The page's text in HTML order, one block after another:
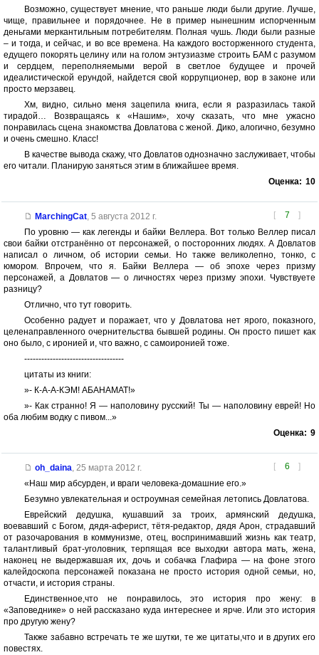
Возможно, существует мнение, что раньше люди были другие. Лучше,
чище, правильнее и порядочнее. Не в пример нынешним испорченным
деньгами меркантильным потребителям. Полная чушь. Люди были разные
– и тогда, и сейчас, и во все времена. На каждого восторженного студента,
едущего покорять целину или на голом энтузиазме строить БАМ с разумом
и сердцем, переполняемыми верой в светлое будущее и прочей
идеалистической ерундой, найдется свой коррупционер, вор в законе или
просто мерзавец.
Хм, видно, сильно меня зацепила книга, если я разразилась такой
тирадой… Возвращаясь к «Нашим», хочу сказать, что мне ужасно
понравилась сцена знакомства Довлатова с женой. Дико, алогично, безумно
и очень смешно. Класс!
В качестве вывода скажу, что Довлатов однозначно заслуживает, чтобы
его читали. Планирую заняться этим в ближайшее время.
Оценка: 10
[ 7 ]
MarchingCat, 5 августа 2012 г.
По уровню — как легенды и байки Веллера. Вот только Веллер писал
свои байки отстранённо от персонажей, о посторонних людях. А Довлатов
написал о личном, об истории семьи. Но также великолепно, тонко, с
юмором. Впрочем, что я. Байки Веллера — об эпохе через призму
персонажей, а Довлатов — о личностях через призму эпохи. Чувствуете
разницу?
Отлично, что тут говорить.
Особенно радует и поражает, что у Довлатова нет ярого, показного,
целенаправленного очернительства бывшей родины. Он просто пишет как
оно было, с иронией и, что важно, с самоиронией тоже.
-----------------------------------
цитаты из книги:
»- К-А-А-КЭМ! АБАНАМАТ!»
»- Как странно! Я — наполовину русский! Ты — наполовину еврей! Но
оба любим водку с пивом...»
Оценка: 9
[ 6 ]
oh_daina, 25 марта 2012 г.
«Наш мир абсурден, и враги человека-домашние его.»
Безумно увлекательная и остроумная семейная летопись Довлатова.
Еврейский дедушка, кушавший за троих, армянский дедушка,
воевавший с Богом, дядя-аферист, тётя-редактор, дядя Арон, страдавший
от разочарования в коммунизме, отец, воспринимавший жизнь как театр,
талантливый брат-уголовник, терпящая все выходки автора мать, жена,
наконец не выдержавшая их, дочь и собачка Глафира — на фоне этого
калейдоскопа персонажей показана не просто история одной семьи, но,
отчасти, и история страны.
Единственное,что не понравилось, это история про жену: в
«Заповеднике» о ней рассказано куда интереснее и ярче. Или это история
про другую жену?
Также забавно встречать те же шутки, те же цитаты,что и в других его
повестях.